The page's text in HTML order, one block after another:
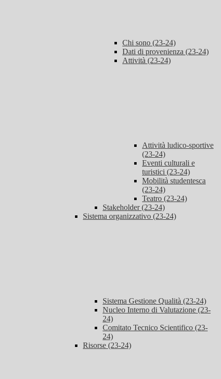
Chi sono (23-24)
Dati di provenienza (23-24)
Attività (23-24)
Attività ludico-sportive
(23-24)
Eventi culturali e
turistici (23-24)
Mobilità studentesca
(23-24)
Teatro (23-24)
Stakeholder (23-24)
Sistema organizzativo (23-24)
Sistema Gestione Qualità (23-24)
Nucleo Interno di Valutazione (23-
24)
Comitato Tecnico Scientifico (23-
24)
Risorse (23-24)